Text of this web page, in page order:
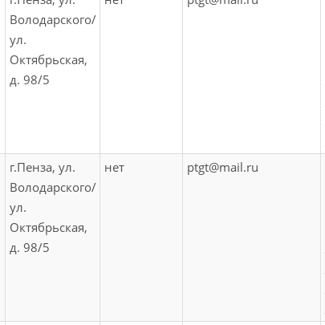
Володарского/
ул.
Октябрьская,
д. 98/5
г.Пенза, ул.
Володарского/
ул.
Октябрьская,
д. 98/5
нет ptgt@mail.ru